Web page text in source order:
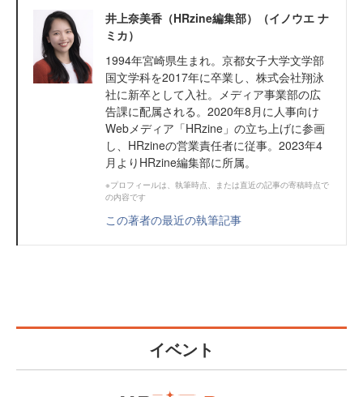
井上奈美香（HRzine編集部）（イノウエ ナ
ミカ）
1994年宮崎県生まれ。京都女子大学文学部
国文学科を2017年に卒業し、株式会社翔泳
社に新卒として入社。メディア事業部の広
告課に配属される。2020年8月に人事向け
Webメディア「HRzine」の立ち上げに参画
し、HRzineの営業責任者に従事。2023年4
月よりHRzine編集部に所属。
※プロフィールは、執筆時点、または直近の記事の寄稿時点で
の内容です
この著者の最近の執筆記事
イベント